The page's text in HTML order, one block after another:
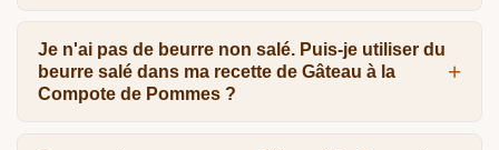
Je n'ai pas de beurre non salé. Puis-je utiliser du
beurre salé dans ma recette de Gâteau à la
Compote de Pommes ?